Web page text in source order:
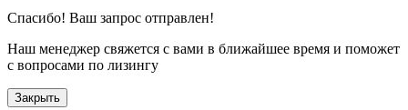
Спасибо! Ваш запрос отправлен!
Наш менеджер свяжется с вами в ближайшее время и поможет
с вопросами по лизингу
Закрыть